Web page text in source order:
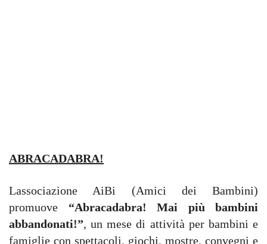
ABRACADABRA!
Lassociazione AiBi (Amici dei Bambini)
promuove “Abracadabra! Mai più bambini
abbandonati!”, un mese di attività per bambini e
famiglie con spettacoli, giochi, mostre, convegni e